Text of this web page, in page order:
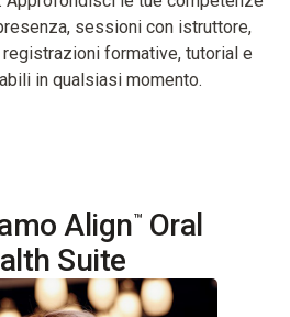
sessioni con istruttore,
formative, tutorial e
in qualsiasi momento.
Align™ Oral
Suite